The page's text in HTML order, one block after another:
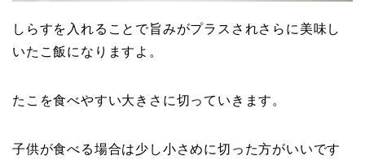
しらすを入れることで旨みがプラスされさらに美味し
いたこ飯になりますよ。
たこを食べやすい大きさに切っていきます。
子供が食べる場合は少し小さめに切った方がいいです